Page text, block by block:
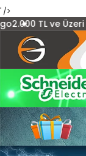
' />
Ücretsiz Kargo